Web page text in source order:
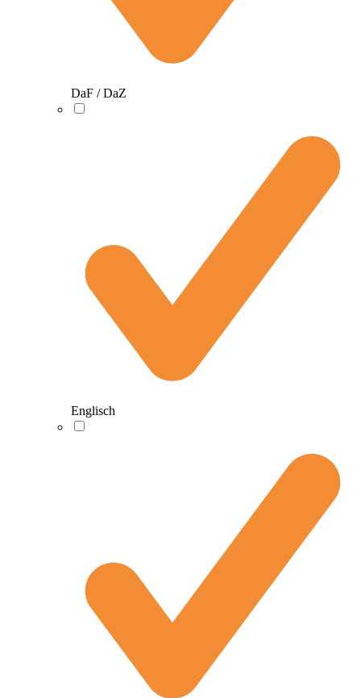
DaF / DaZ
Englisch